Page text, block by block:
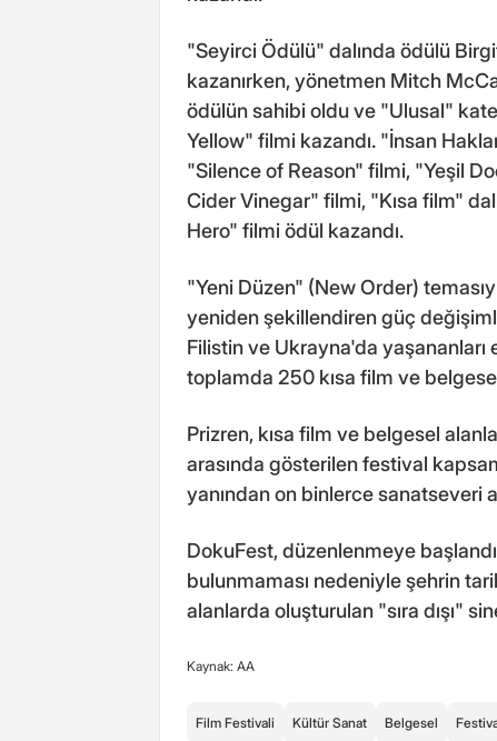
"Seyirci Ödülü" dalında ödülü
kazanırken, yönetmen Mitch
ödülün sahibi oldu ve "Ulusal"
Yellow" filmi kazandı. "İnsan
"Silence of Reason" filmi, "Yeşil
Cider Vinegar" filmi, "Kısa film"
Hero" filmi ödül kazandı.
"Yeni Düzen" (New Order)
yeniden şekillendiren güç
Filistin ve Ukrayna'da
toplamda 250 kısa film ve
Prizren, kısa film ve belgesel
arasında gösterilen festival
yanından on binlerce sanatseveri
DokuFest, düzenlenmeye
bulunmaması nedeniyle şehrin
alanlarda oluşturulan "sıra dışı"
Kaynak: AA
Film Festivali Kültür Sanat Belgesel